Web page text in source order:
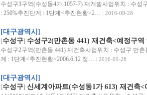
수성구3구역(수성동4가 1057-7) 재개발사업위치 : 수성
: 250%추진단계 : 1단계<추진현황>2…
2016-09-28
[대구광역시]
[수성구] 수성구2(만촌동 441) 재건축<예정구역
수성구2구역(만촌동 441) 재건축사업위치 : 수성구 만
계 : 1단계<추진현황>2006.6.12 정…
2016-09-28
[대구광역시]
[수성구] 신세계아파트(수성동1가 613) 재건축<